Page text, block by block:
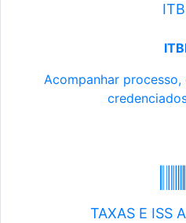
Acompanhar
TAXAS E ISS